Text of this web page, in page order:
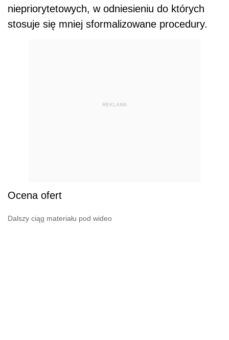
niepriorytetowych, w odniesieniu do których
stosuje się mniej sformalizowane procedury.
REKLAMA
Ocena ofert
Dalszy ciąg materiału pod wideo